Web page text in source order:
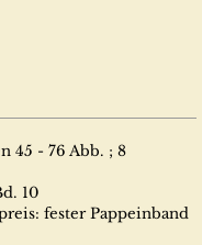
45 - 76 Abb. ; 8
10
fester Pappeinband